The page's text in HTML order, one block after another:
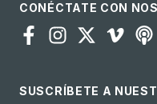
CONÉCTATE CON
SUSCRÍBETE A